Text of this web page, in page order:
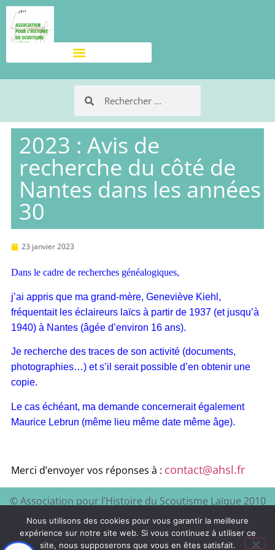
2023 : Avis de
recherche du côté de
Nantes dans les années
30
23 janvier 2023
Dans le cadre de recherches généalogiques,
j’ai appris que ma grand-mère, Geneviève Kiehl,
fréquentait les éclaireurs laïcs à partir de 1937 (et jusqu’à
1940) à Nantes (âgée d’environ 16 ans).
Je recherche des traces de son activité (documents,
photographies…) et s’il serait possible d’en obtenir une
copie.
Le cas échéant, ma demande concernerait également
Maurice Lebrun (même lieu même date même âge).
Merci d’envoyer vos réponses à : contact@ahsl.fr
© Association pour l’Histoire du Scoutisme Laïque 2010
– 2024 – Site à visiter :EEDF–Mentions légales et
politique de confidentialité
Nous utilisons des cookies pour vous garantir la meilleure
expérience sur notre site web. Si vous continuez à utiliser ce
site, nous supposerons que vous en êtes satisfait.